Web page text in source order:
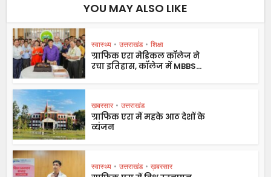
YOU MAY ALSO LIKE
स्वास्थ्य • उत्तराखंड • शिक्षा
ग्राफिक एरा मेडिकल कॉलेज ने
रचा इतिहास, कॉलेज में MBBS...
ख़बरसार • उत्तराखंड
ग्राफिक एरा में महके आठ देशों के
व्यंजन
स्वास्थ्य • उत्तराखंड • ख़बरसार